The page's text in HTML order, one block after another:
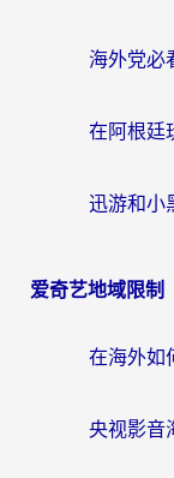
爱奇艺地域限制